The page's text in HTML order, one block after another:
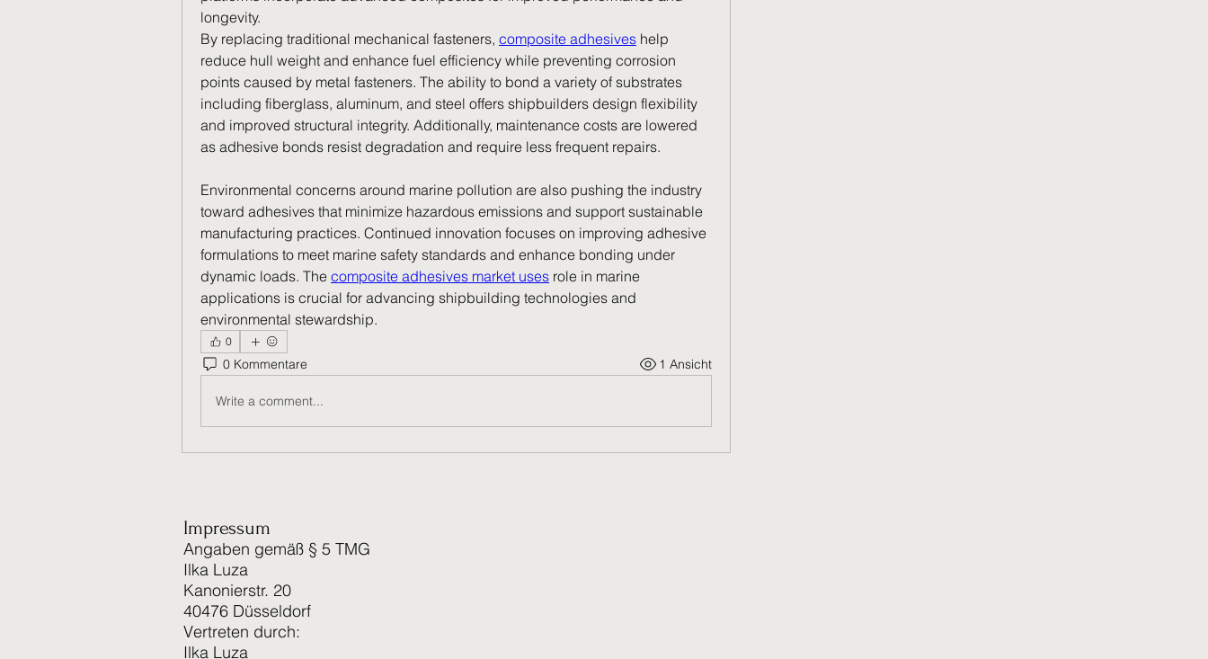
longevity.
By replacing traditional mechanical fasteners, composite adhesives help
reduce hull weight and enhance fuel efficiency while preventing corrosion
points caused by metal fasteners. The ability to bond a variety of substrates
including fiberglass, aluminum, and steel offers shipbuilders design flexibility
and improved structural integrity. Additionally, maintenance costs are lowered
as adhesive bonds resist degradation and require less frequent repairs.
Environmental concerns around marine pollution are also pushing the industry
toward adhesives that minimize hazardous emissions and support sustainable
manufacturing practices. Continued innovation focuses on improving adhesive
formulations to meet marine safety standards and enhance bonding under
dynamic loads. The composite adhesives market uses role in marine
applications is crucial for advancing shipbuilding technologies and
environmental stewardship.
0
0 Kommentare 1 Ansicht
Write a comment...
Impressum
Angaben gemäß § 5 TMG
Ilka Luza
Kanonierstr. 20
40476 Düsseldorf
Vertreten durch:
Ilka Luza